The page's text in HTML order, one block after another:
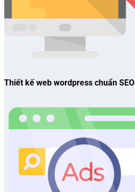
Thiết kế web wordpress chuẩn SEO